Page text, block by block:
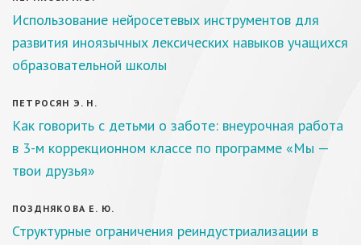
Использование нейросетевых инструментов для
развития иноязычных лексических навыков учащихся
образовательной школы
ПЕТРОСЯН Э. Н.
Как говорить с детьми о заботе: внеурочная работа
в 3-м коррекционном классе по программе «Мы —
твои друзья»
ПОЗДНЯКОВА Е. Ю.
Структурные ограничения реиндустриализации в